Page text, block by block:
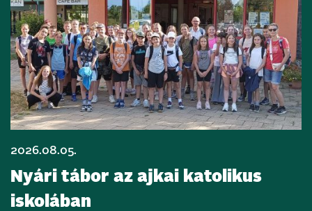
2026.08.05.
Nyári tábor az ajkai katolikus
iskolában